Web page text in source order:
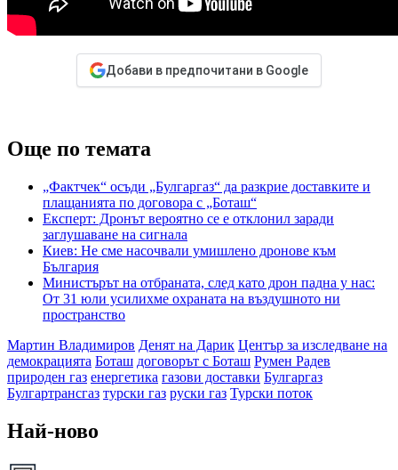
Добави в предпочитани в Google
Още по темата
„Фактчек“ осъди „Булгаргаз“ да разкрие доставките и
плащанията по договора с „Боташ“
Експерт: Дронът вероятно се е отклонил заради
заглушаване на сигнала
Киев: Не сме насочвали умишлено дронове към
България
Министърът на отбраната, след като дрон падна у нас:
От 31 юли усилихме охраната на въздушното ни
пространство
Мартин Владимиров Денят на Дарик Център за изследване на
демокрацията Боташ договорът с Боташ Румен Радев
природен газ енергетика газови доставки Булгаргаз
Булгартрансгаз турски газ руски газ Турски поток
Най-ново